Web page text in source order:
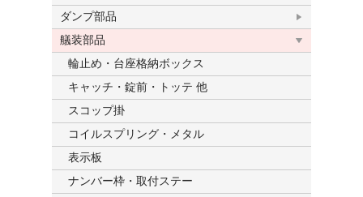
ダンプ部品
艤装部品
輪止め・台座格納ボックス
キャッチ・錠前・トッテ 他
スコップ掛
コイルスプリング・メタル
表示板
ナンバー枠・取付ステー